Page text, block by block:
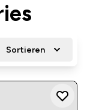
Sortieren